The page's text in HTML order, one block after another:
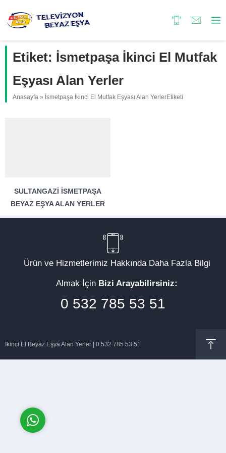
Etiket: İsmetpaşa İkinci El Mutfak
Eşyası Alan Yerler
Anasayfa » İsmetpaşa İkinci El Mutfak Eşyası Alan YerlerEtiketi
SULTANGAZI İSMETPAŞA
BEYAZ EŞYA ALAN YERLER
Ürün ve Hizmetlerimiz Hakkında Daha Fazla Bilgi
Almak İçin Bizi Arayabilirsiniz:
0 532 785 53 51
İkinci El Beyaz Eşya Alan Yerler | 0 532 785 53 51